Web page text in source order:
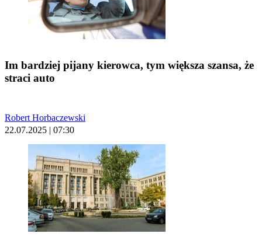
Im bardziej pijany kierowca, tym większa szansa, że
straci auto
Robert Horbaczewski
22.07.2025 | 07:30